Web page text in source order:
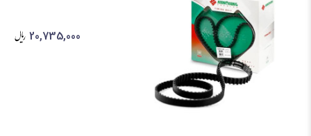
20,735,000